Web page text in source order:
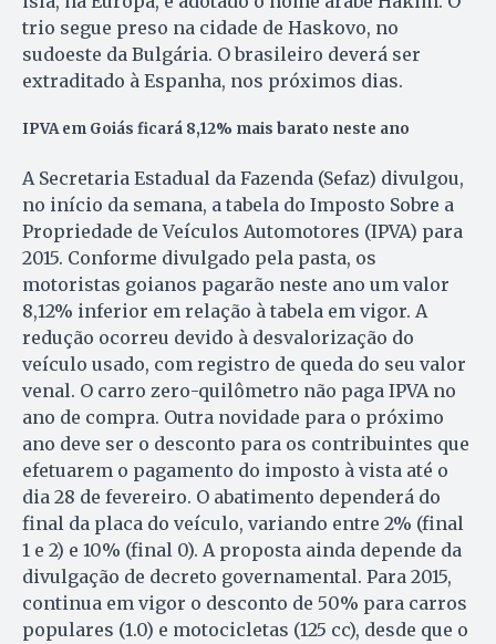
trio segue preso na cidade de Haskovo, no
sudoeste da Bulgária. O brasileiro deverá ser
extraditado à Espanha, nos próximos dias.
IPVA em Goiás ficará 8,12% mais barato neste ano
A Secretaria Estadual da Fazenda (Sefaz) divulgou,
no início da semana, a tabela do Imposto Sobre a
Propriedade de Veículos Automotores (IPVA) para
2015. Conforme divulgado pela pasta, os
motoristas goianos pagarão neste ano um valor
8,12% inferior em relação à tabela em vigor. A
redução ocorreu devido à desvalorização do
veículo usado, com registro de queda do seu valor
venal. O carro zero-quilômetro não paga IPVA no
ano de compra. Outra novidade para o próximo
ano deve ser o desconto para os contribuintes que
efetuarem o pagamento do imposto à vista até o
dia 28 de fevereiro. O abatimento dependerá do
final da placa do veículo, variando entre 2% (final
1 e 2) e 10% (final 0). A proposta ainda depende da
divulgação de decreto governamental. Para 2015,
continua em vigor o desconto de 50% para carros
populares (1.0) e motocicletas (125 cc), desde que o